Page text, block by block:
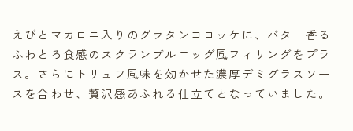
えびとマカロニ入りのグラタンコロッケに、バター香る
ふわとろ食感のスクランブルエッグ風フィリングをプラ
ス。さらにトリュフ風味を効かせた濃厚デミグラスソー
スを合わせ、贅沢感あふれる仕立てとなっていました。